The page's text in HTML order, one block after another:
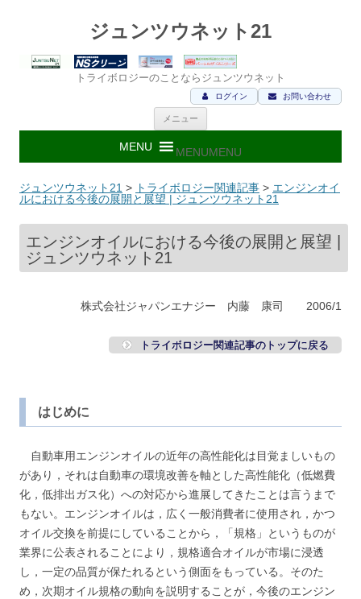
ジュンツウネット21
トライボロジーのことならジュンツウネット
お問い合わせ
ログイン
メニュー
ン
ツ
ス
キ
ッ
MENUMENU
ジュンツウネット21 > トライボロジー関連記事 > エンジンオイ
ルにおける今後の展開と展望 | ジュンツウネット21
エンジンオイルにおける今後の展開と展望 |
ジュンツウネット21
株式会社ジャパンエナジー 内藤 康司 2006/1
トライボロジー関連記事のトップに戻る
はじめに
自動車用エンジンオイルの近年の高性能化は目覚ましいもの
があり，それは自動車の環境改善を軸とした高性能化（低燃費
化，低排出ガス化）への対応から進展してきたことは言うまで
もない。エンジンオイルは，広く一般消費者に使用され，かつ
オイル交換を前提にしていることから，「規格」というものが
業界に公表されることにより，規格適合オイルが市場に浸透
し，一定の品質が保たれるという側面をもっている。そのた
め，次期オイル規格の動向を説明することが，今後のエンジン